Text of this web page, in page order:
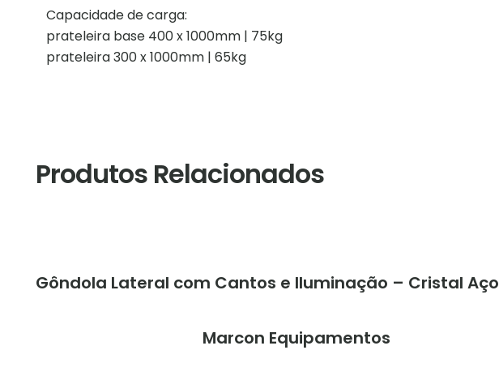
Capacidade de carga:
prateleira base 400 x 1000mm | 75kg
prateleira 300 x 1000mm | 65kg
Produtos Relacionados
Gôndola Lateral com Cantos e Iluminação – Cristal Aço
Marcon Equipamentos